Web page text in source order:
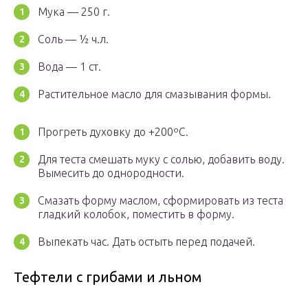
Мука — 250 г.
Соль — ½ ч.л.
Вода — 1 ст.
Растительное масло для смазывания формы.
Прогреть духовку до +200ºC.
Для теста смешать муку с солью, добавить воду.
Вымесить до однородности.
Смазать форму маслом, сформировать из теста
гладкий колобок, поместить в форму.
Выпекать час. Дать остыть перед подачей.
Тефтели с грибами и льном